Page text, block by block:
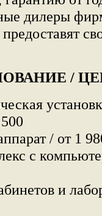
дилеры
/
/ от 1
с
и